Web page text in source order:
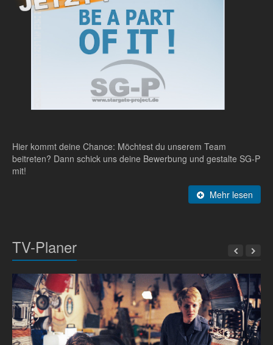
Hier kommt deine Chance: Möchtest du unserem Team
beitreten? Dann schick uns deine Bewerbung und gestalte SG-P
mit!
Mehr lesen
TV-Planer